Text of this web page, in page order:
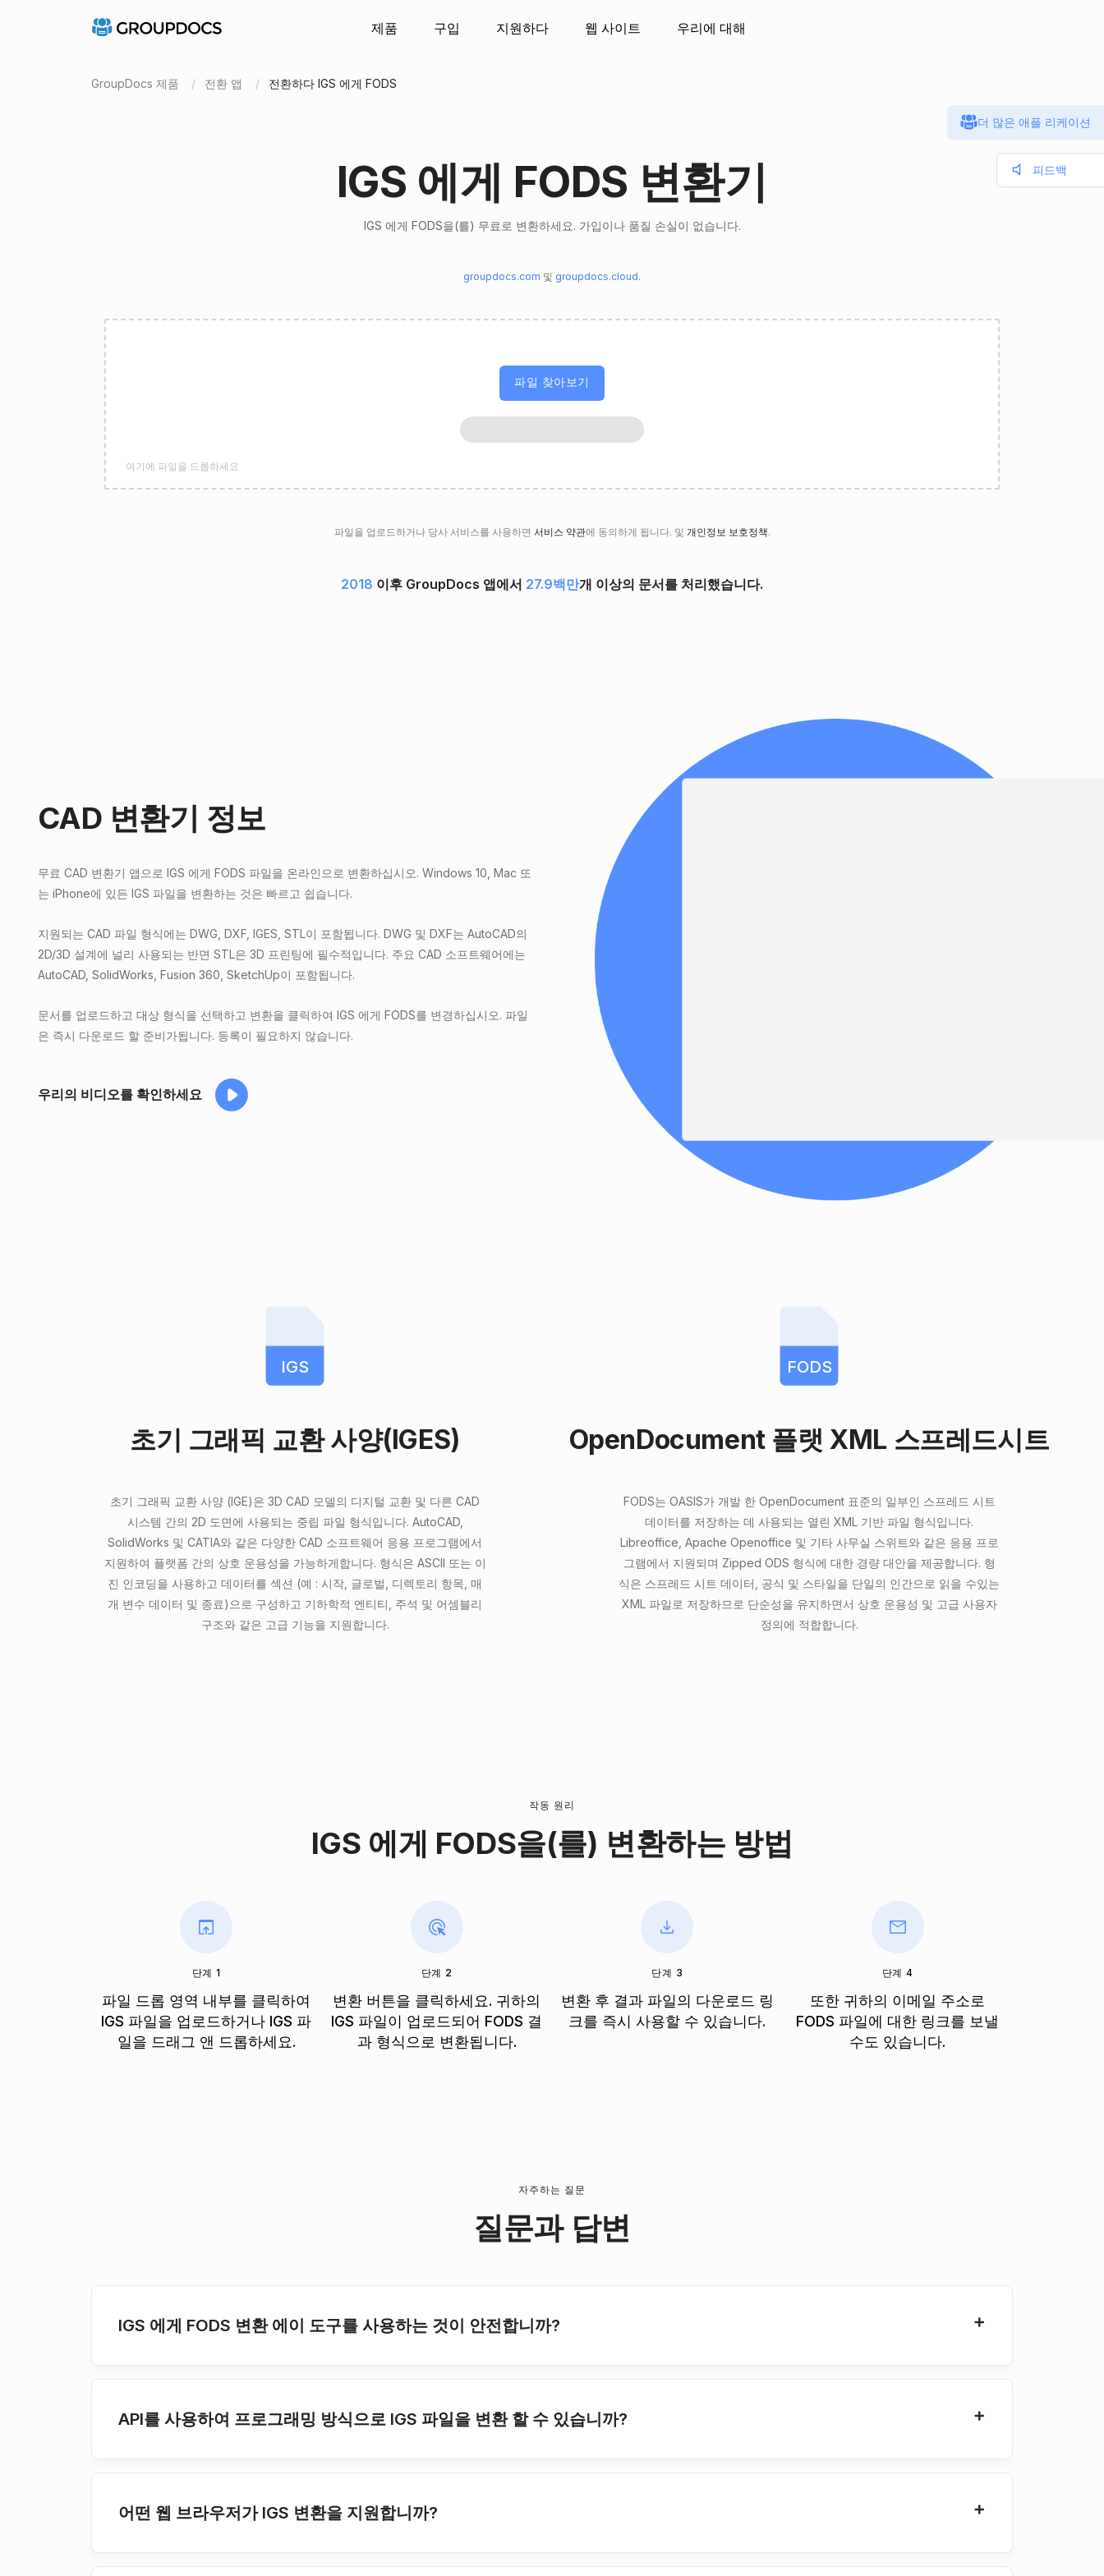
제품 구입 지원하다 웹 사이트 우리에 대해
GroupDocs 제품 전환 앱 전환하다 IGS 에게 FODS
IGS 에게 FODS 변환기
IGS 에게 FODS을(를) 무료로 변환하세요. 가입이나 품질 손실이 없습니다.
groupdocs.com 및 groupdocs.cloud.
파일 찾아보기
여기에 파일을 드롭하세요
파일을 업로드하거나 당사 서비스를 사용하면 서비스 약관에 동의하게 됩니다. 및 개인정보 보호정책.
2018 이후 GroupDocs 앱에서 27.9백만개 이상의 문서를 처리했습니다.
CAD 변환기 정보
무료 CAD 변환기 앱으로 IGS 에게 FODS 파일을 온라인으로 변환하십시오. Windows 10, Mac 또
는 iPhone에 있든 IGS 파일을 변환하는 것은 빠르고 쉽습니다.
지원되는 CAD 파일 형식에는 DWG, DXF, IGES, STL이 포함됩니다. DWG 및 DXF는 AutoCAD의
2D/3D 설계에 널리 사용되는 반면 STL은 3D 프린팅에 필수적입니다. 주요 CAD 소프트웨어에는
AutoCAD, SolidWorks, Fusion 360, SketchUp이 포함됩니다.
문서를 업로드하고 대상 형식을 선택하고 변환을 클릭하여 IGS 에게 FODS를 변경하십시오. 파일
은 즉시 다운로드 할 준비가됩니다. 등록이 필요하지 않습니다.
우리의 비디오를 확인하세요
IGS
초기 그래픽 교환 사양(IGES)
초기 그래픽 교환 사양 (IGE)은 3D CAD 모델의 디지털 교환 및 다른 CAD
시스템 간의 2D 도면에 사용되는 중립 파일 형식입니다. AutoCAD,
SolidWorks 및 CATIA와 같은 다양한 CAD 소프트웨어 응용 프로그램에서
지원하여 플랫폼 간의 상호 운용성을 가능하게합니다. 형식은 ASCII 또는 이
진 인코딩을 사용하고 데이터를 섹션 (예 : 시작, 글로벌, 디렉토리 항목, 매
개 변수 데이터 및 종료)으로 구성하고 기하학적 엔티티, 주석 및 어셈블리
구조와 같은 고급 기능을 지원합니다.
FODS
OpenDocument 플랫 XML 스프레드시트
FODS는 OASIS가 개발 한 OpenDocument 표준의 일부인 스프레드 시트
데이터를 저장하는 데 사용되는 열린 XML 기반 파일 형식입니다.
Libreoffice, Apache Openoffice 및 기타 사무실 스위트와 같은 응용 프로
그램에서 지원되며 Zipped ODS 형식에 대한 경량 대안을 제공합니다. 형
식은 스프레드 시트 데이터, 공식 및 스타일을 단일의 인간으로 읽을 수있는
XML 파일로 저장하므로 단순성을 유지하면서 상호 운용성 및 고급 사용자
정의에 적합합니다.
작동 원리
IGS 에게 FODS을(를) 변환하는 방법
단계 1
파일 드롭 영역 내부를 클릭하여
IGS 파일을 업로드하거나 IGS 파
일을 드래그 앤 드롭하세요.
단계 2
변환 버튼을 클릭하세요. 귀하의
IGS 파일이 업로드되어 FODS 결
과 형식으로 변환됩니다.
단계 3
변환 후 결과 파일의 다운로드 링
크를 즉시 사용할 수 있습니다.
단계 4
또한 귀하의 이메일 주소로
FODS 파일에 대한 링크를 보낼
수도 있습니다.
자주하는 질문
질문과 답변
IGS 에게 FODS 변환 에이 도구를 사용하는 것이 안전합니까?
API를 사용하여 프로그래밍 방식으로 IGS 파일을 변환 할 수 있습니까?
어떤 웹 브라우저가 IGS 변환을 지원합니까?
더 많은 애플 리케이션
피드백